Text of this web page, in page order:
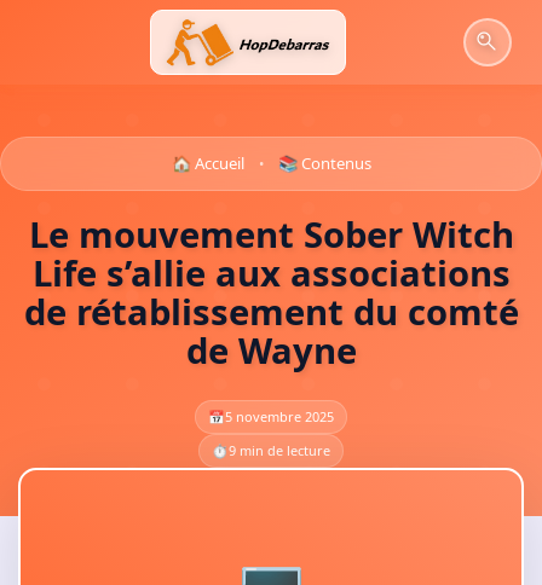
🏠 Accueil • 📚 Contenus
Le mouvement Sober Witch
Life s’allie aux associations
de rétablissement du comté
de Wayne
📅5 novembre 2025
⏱️9 min de lecture